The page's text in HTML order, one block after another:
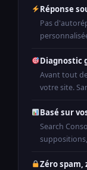
Réponse
Pas
Diagnostic
Avant tout
votre site.
Basé sur
Search
Zéro spam,